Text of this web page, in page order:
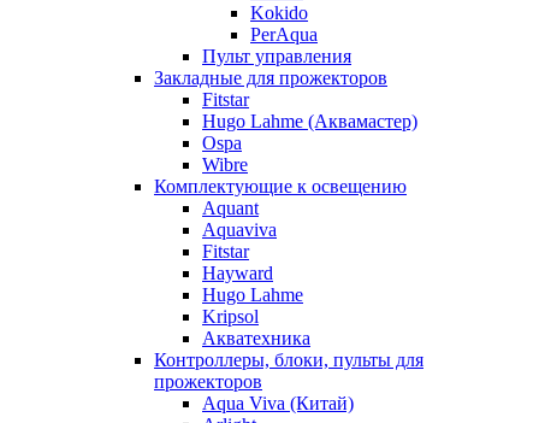
Kokido
PerAqua
Пульт управления
Закладные для прожекторов
Fitstar
Hugo Lahme (Аквамастер)
Ospa
Wibre
Комплектующие к освещению
Aquant
Aquaviva
Fitstar
Hayward
Hugo Lahme
Kripsol
Акватехника
Контроллеры, блоки, пульты для
прожекторов
Aqua Viva (Китай)